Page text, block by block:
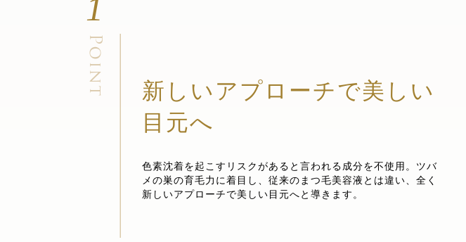
1
新しいアプローチで美しい
目元へ
色素沈着を起こすリスクがあると言われる成分を不使用。ツバ
メの巣の育毛力に着目し、従来のまつ毛美容液とは違い、全く
新しいアプローチで美しい目元へと導きます。